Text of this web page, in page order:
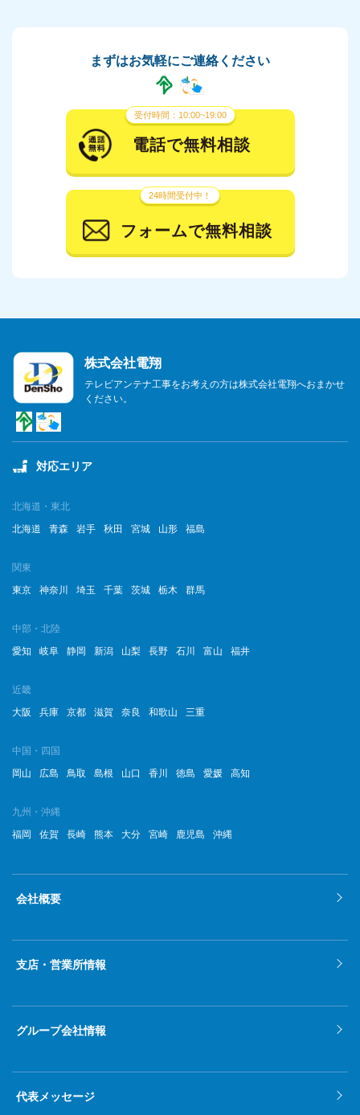
まずはお気軽にご連絡ください
受付時間：10:00~19:00
電話で無料相談
24時間受付中！
フォームで無料相談
株式会社電翔
テレビアンテナ工事をお考えの方は株式会社電翔へおまかせ
ください。
対応エリア
北海道・東北
北海道
青森 岩手 秋田 宮城 山形 福島
関東
東京
神奈川 埼玉 千葉 茨城 栃木 群馬
中部・北陸
愛知
岐阜 静岡 新潟 山梨 長野 石川 富山 福井
近畿
大阪
兵庫 京都 滋賀 奈良 和歌山 三重
中国・四国
岡山
広島 鳥取 島根 山口 香川 徳島 愛媛 高知
九州・沖縄
福岡
佐賀 長崎 熊本 大分 宮崎 鹿児島 沖縄
会社概要
支店・営業所情報
グループ会社情報
代表メッセージ